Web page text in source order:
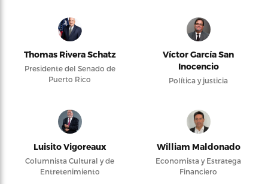
Thomas Rivera Schatz
Presidente del Senado de
Puerto Rico
Víctor García San
Inocencio
Política y justicia
Luisito Vigoreaux
Columnista Cultural y de
Entretenimiento
William Maldonado
Economista y Estratega
Financiero